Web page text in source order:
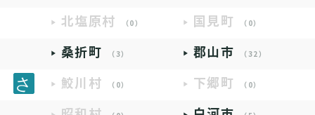
北塩原村 （0） 国見町 （0）
桑折町 （3） 郡山市 （32）
鮫川村 （0） 下郷町 （0）